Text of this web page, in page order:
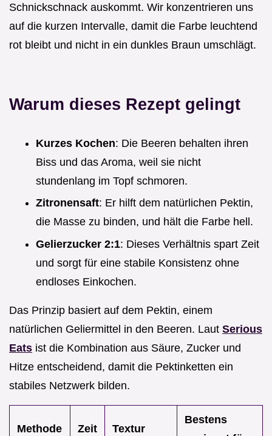
Schnickschnack auskommt. Wir konzentrieren uns
auf die kurzen Intervalle, damit die Farbe leuchtend
rot bleibt und nicht in ein dunkles Braun umschlägt.
Warum dieses Rezept gelingt
Kurzes Kochen: Die Beeren behalten ihren
Biss und das Aroma, weil sie nicht
stundenlang im Topf schmoren.
Zitronensaft: Er hilft dem natürlichen Pektin,
die Masse zu binden, und hält die Farbe hell.
Gelierzucker 2:1: Dieses Verhältnis spart Zeit
und sorgt für eine stabile Konsistenz ohne
endloses Einkochen.
Das Prinzip basiert auf dem Pektin, einem
natürlichen Geliermittel in den Beeren. Laut Serious
Eats ist die Kombination aus Säure, Zucker und
Hitze entscheidend, damit die Pektinketten ein
stabiles Netzwerk bilden.
Methode Zeit Textur
Bestens